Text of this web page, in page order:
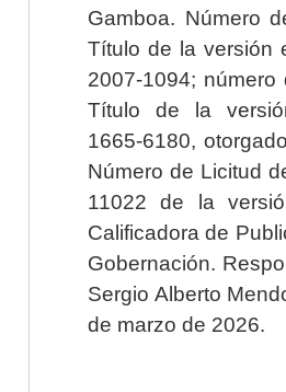
Gamboa. Número
Título de la versión
2007-1094;
Título de la
1665-6180,
Número de Licitud
11022 de la
Calificadora de
Gobernación.
Sergio Alberto
de marzo de 2026.